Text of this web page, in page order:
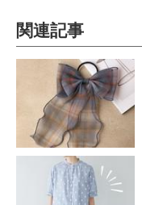
関連記事